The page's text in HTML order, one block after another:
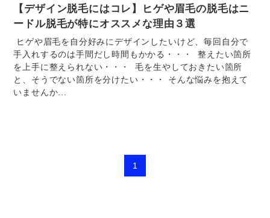
【デザイン脱毛にはコレ】ヒゲや眉毛の脱毛はニ
ードル脱毛が特にオススメな理由３選
ヒゲや眉毛を自分好みにデザインしたいけど、毎回自分で
手入れするのは手間だし時間もかかる・・・ 整えたい箇所
を上手に整えられない・・・ 毛を生やしておきたい箇所
と、そうでない箇所を分けたい・・・ そんな悩みを抱えて
いませんか...
1